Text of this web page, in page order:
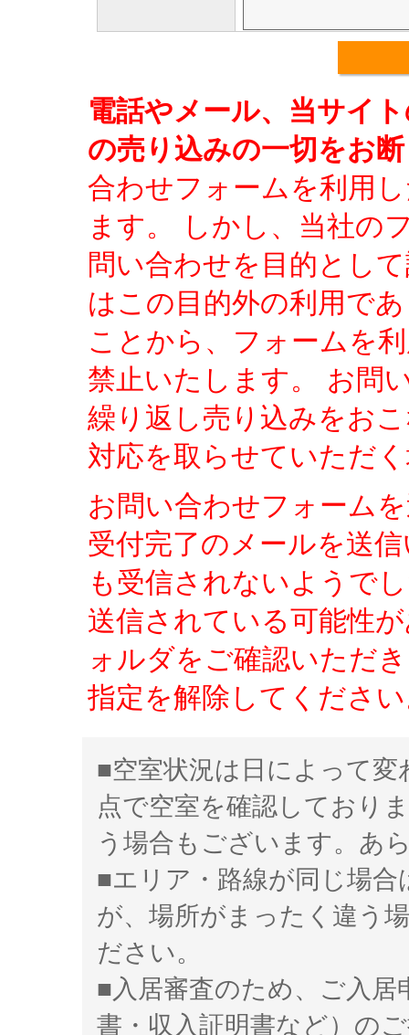
電話やメール、当サイ
の売り込みの一切をお
合わせフォームを利用
ます。 しかし、当社の
問い合わせを目的とし
はこの目的外の利用で
ことから、フォームを
禁止いたします。 お問
繰り返し売り込みをお
対応を取らせていただ
お問い合わせフォーム
受付完了のメールを送
も受信されないようで
送信されている可能性
ォルダをご確認いただ
指定を解除してくださ
■空室状況は日によって
点で空室を確認しており
う場合もございます。あ
■エリア・路線が同じ場
が、場所がまったく違う
ださい。
■入居審査のため、ご入居
書・収入証明書など）の